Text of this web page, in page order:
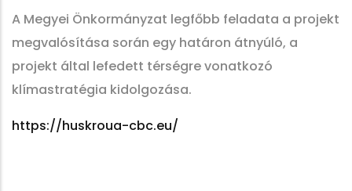
A Megyei Önkormányzat legfőbb feladata a projekt
megvalósítása során egy határon átnyúló, a
projekt által lefedett térségre vonatkozó
klímastratégia kidolgozása.
https://huskroua-cbc.eu/